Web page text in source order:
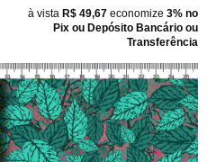
à vista R$ 49,67 economize 3% no
Pix ou Depósito Bancário ou
Transferência